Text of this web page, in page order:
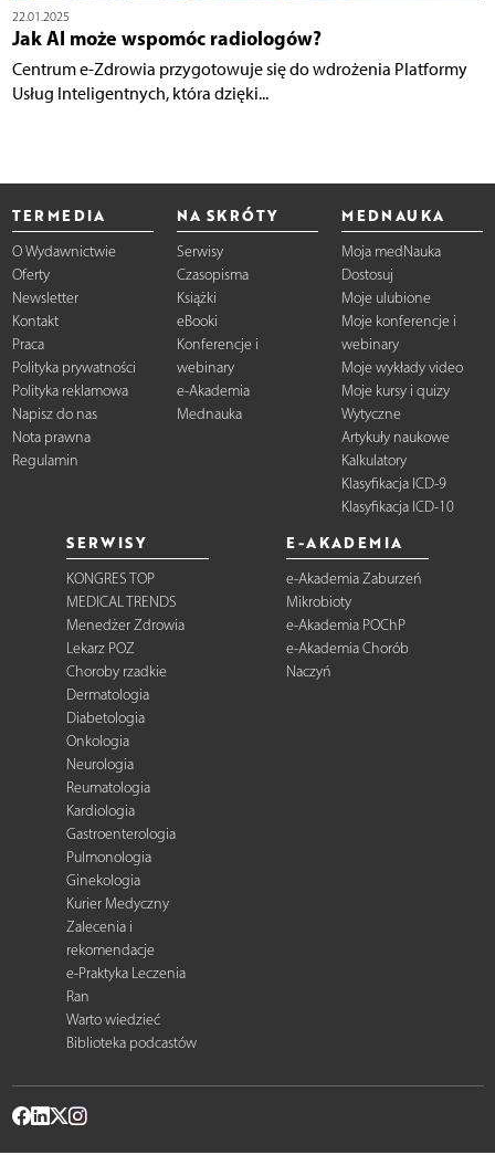
22.01.2025
Jak AI może wspomóc radiologów?
Centrum e-Zdrowia przygotowuje się do wdrożenia Platformy
Usług Inteligentnych, która dzięki...
TERMEDIA
O Wydawnictwie
Oferty
Newsletter
Kontakt
Praca
Polityka prywatności
Polityka reklamowa
Napisz do nas
Nota prawna
Regulamin
NA SKRÓTY
Serwisy
Czasopisma
Książki
eBooki
Konferencje i
webinary
e-Akademia
Mednauka
MEDNAUKA
Moja medNauka
Dostosuj
Moje ulubione
Moje konferencje i
webinary
Moje wykłady video
Moje kursy i quizy
Wytyczne
Artykuły naukowe
Kalkulatory
Klasyfikacja ICD-9
Klasyfikacja ICD-10
SERWISY
KONGRES TOP
MEDICAL TRENDS
Menedżer Zdrowia
Lekarz POZ
Choroby rzadkie
Dermatologia
Diabetologia
Onkologia
Neurologia
Reumatologia
Kardiologia
Gastroenterologia
Pulmonologia
Ginekologia
Kurier Medyczny
Zalecenia i
rekomendacje
e-Praktyka Leczenia
Ran
Warto wiedzieć
Biblioteka podcastów
E-AKADEMIA
e-Akademia Zaburzeń
Mikrobioty
e-Akademia POChP
e-Akademia Chorób
Naczyń